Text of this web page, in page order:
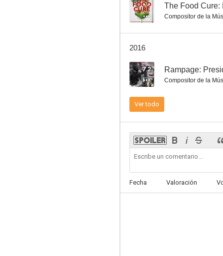
4.4
--
-- The Food Cure:
Compositor de la
2016
7.2 Rampage:
Compositor de la
Ver todo
Fecha Valoración